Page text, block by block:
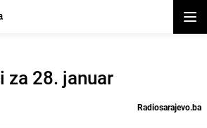
za 28. januar
Radiosarajevo.ba